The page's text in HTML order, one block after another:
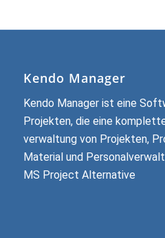
Kendo Manager
Kendo Manager ist eine
Projekten, die eine
verwaltung von Projekten,
Material und
MS Project Alternative